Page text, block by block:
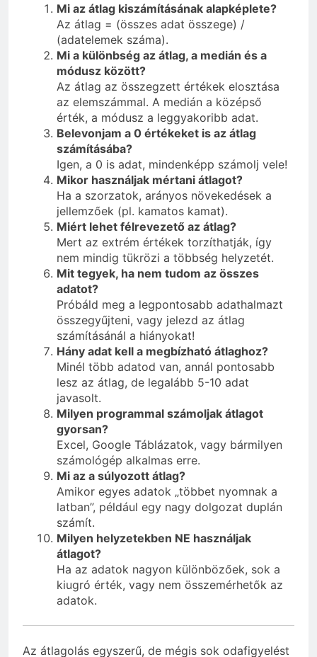
Mi az átlag kiszámításának alapképlete?
Az átlag = (összes adat összege) /
(adatelemek száma).
Mi a különbség az átlag, a medián és a
módusz között?
Az átlag az összegzett értékek elosztása
az elemszámmal. A medián a középső
érték, a módusz a leggyakoribb adat.
Belevonjam a 0 értékeket is az átlag
számításába?
Igen, a 0 is adat, mindenképp számolj vele!
Mikor használjak mértani átlagot?
Ha a szorzatok, arányos növekedések a
jellemzőek (pl. kamatos kamat).
Miért lehet félrevezető az átlag?
Mert az extrém értékek torzíthatják, így
nem mindig tükrözi a többség helyzetét.
Mit tegyek, ha nem tudom az összes
adatot?
Próbáld meg a legpontosabb adathalmazt
összegyűjteni, vagy jelezd az átlag
számításánál a hiányokat!
Hány adat kell a megbízható átlaghoz?
Minél több adatod van, annál pontosabb
lesz az átlag, de legalább 5-10 adat
javasolt.
Milyen programmal számoljak átlagot
gyorsan?
Excel, Google Táblázatok, vagy bármilyen
számológép alkalmas erre.
Mi az a súlyozott átlag?
Amikor egyes adatok „többet nyomnak a
latban”, például egy nagy dolgozat duplán
számít.
Milyen helyzetekben NE használjak
átlagot?
Ha az adatok nagyon különbözőek, sok a
kiugró érték, vagy nem összemérhetők az
adatok.
Az átlagolás egyszerű, de mégis sok odafigyelést